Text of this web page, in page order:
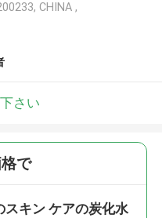
CHINA ,
さい
で
スキン ケアの炭化水